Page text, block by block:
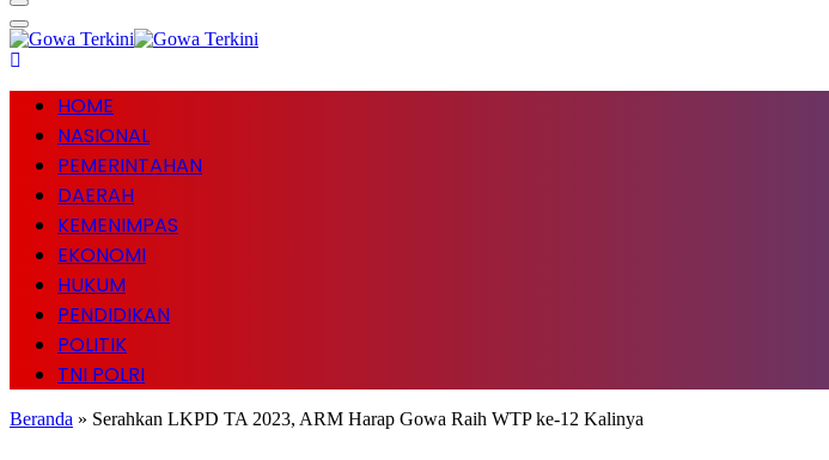
HOME
NASIONAL
PEMERINTAHAN
DAERAH
KEMENIMPAS
EKONOMI
HUKUM
PENDIDIKAN
POLITIK
TNI POLRI
Beranda » Serahkan LKPD TA 2023, ARM Harap Gowa Raih WTP ke-12 Kalinya